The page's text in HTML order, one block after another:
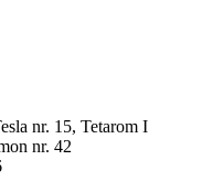
nr. 15, Tetarom I
nr. 42